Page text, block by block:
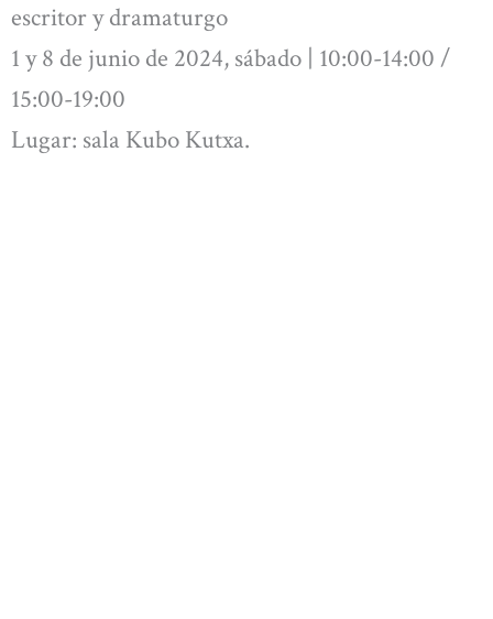
escritor y dramaturgo
1 y 8 de junio de 2024, sábado | 10:00-14:00 /
15:00-19:00
Lugar: sala Kubo Kutxa.